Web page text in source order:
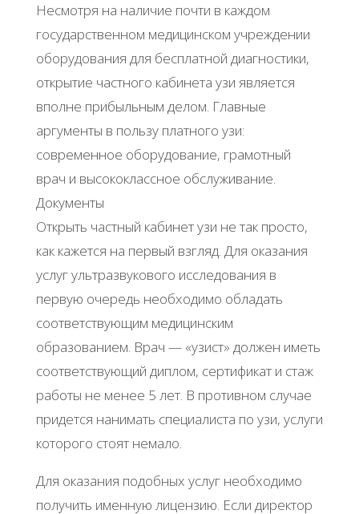
Несмотря на наличие почти в каждом
государственном медицинском учреждении
оборудования для бесплатной диагностики,
открытие частного кабинета узи является
вполне прибыльным делом. Главные
аргументы в пользу платного узи:
современное оборудование, грамотный
врач и высококлассное обслуживание.
Документы
Открыть частный кабинет узи не так просто,
как кажется на первый взгляд. Для оказания
услуг ультразвукового исследования в
первую очередь необходимо обладать
соответствующим медицинским
образованием. Врач — «узист» должен иметь
соответствующий диплом, сертификат и стаж
работы не менее 5 лет. В противном случае
придется нанимать специалиста по узи, услуги
которого стоят немало.
Для оказания подобных услуг необходимо
получить именную лицензию. Если директор